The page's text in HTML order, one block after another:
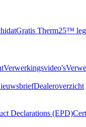
Gratis Therm25™
Verwerkingsvideo's
Dealeroverzicht
Declarations (EPD)